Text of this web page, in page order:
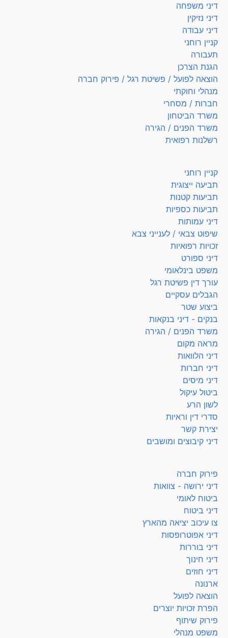
דיני משפחה
דיני נזיקין
דיני עבודה
קניין רוחני
תעבורה
הגנת הצרכן
הוצאה לפועל / פשיטת רגל / פירוק חברה
מנהלי וחוקתי
חברות / מסחרי
משרד הביטחון
משרד הפנים / הגירה
רשלנות רפואית
קניין רוחני
תביעה ייצוגית
תביעות קטנות
תביעות כספיות
דיני עמותות
שיפוט צבאי / לענייני צבא
זכויות רפואיות
דיני ספורט
משפט בינלאומי
עורך דין פשיטת רגל
הגבלים עסקיים
ביצוע שטר
בנקים - דיני בנקאות
משרד הפנים / הגירה
מראה מקום
דיני הלוואות
דיני חברות
דיני מיסים
ביטול עיקול
לשון הרע
סדרי דין וראיות
יצירת קשר
דיני קיבוצים ומושבים
פירוק חברה
דיני ירושה - צוואות
ביטוח לאומי
דיני ביטוח
צו עיכוב יציאה מהארץ
דיני אפוטרופסות
דיני בוררות
דיני חינוך
דיני חוזים
ארנונה
הוצאה לפועל
הפרת זכויות יוצרים
פירוק שיתוף
משפט מנהלי